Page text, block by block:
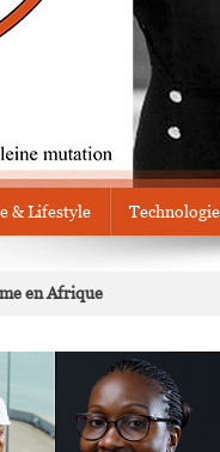
& Lifestyle
en Afrique